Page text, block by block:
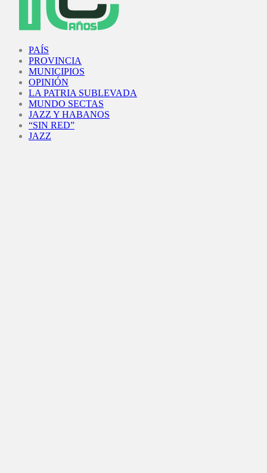
PAÍS
PROVINCIA
MUNICIPIOS
OPINIÓN
LA PATRIA SUBLEVADA
MUNDO SECTAS
JAZZ Y HABANOS
“SIN RED”
JAZZ